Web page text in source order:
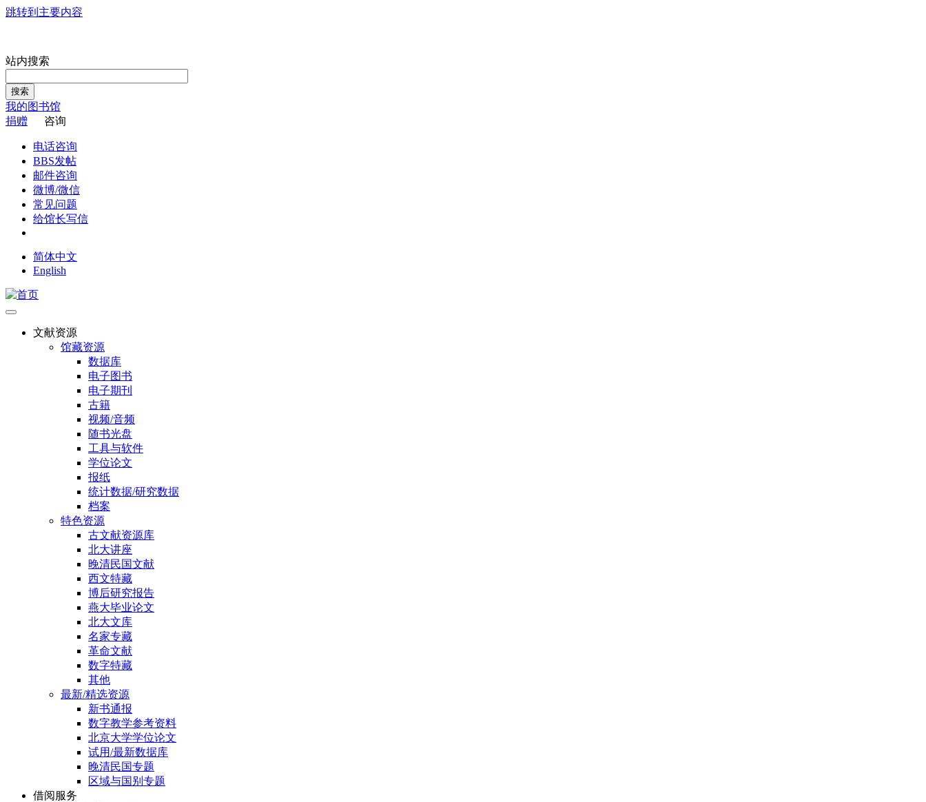
跳转到主要内容
站内搜索
搜索
我的图书馆
捐赠
咨询
电话咨询
BBS发帖
邮件咨询
微博/微信
常见问题
给馆长写信
简体中文
English
文献资源
馆藏资源
数据库
电子图书
电子期刊
古籍
视频/音频
随书光盘
工具与软件
学位论文
报纸
统计数据/研究数据
档案
特色资源
古文献资源库
北大讲座
晚清民国文献
西文特藏
博后研究报告
燕大毕业论文
北大文库
名家专藏
革命文献
数字特藏
其他
最新/精选资源
新书通报
数字教学参考资料
北京大学学位论文
试用/最新数据库
晚清民国专题
区域与国别专题
借阅服务